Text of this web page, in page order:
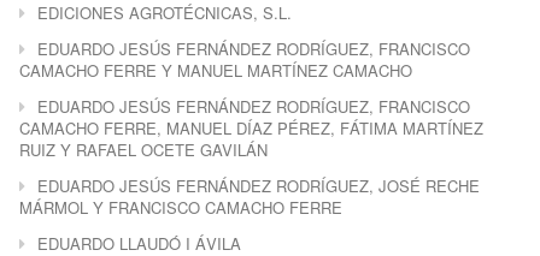
EDICIONES AGROTÉCNICAS, S.L.
EDUARDO JESÚS FERNÁNDEZ RODRÍGUEZ, FRANCISCO
CAMACHO FERRE Y MANUEL MARTÍNEZ CAMACHO
EDUARDO JESÚS FERNÁNDEZ RODRÍGUEZ, FRANCISCO
CAMACHO FERRE, MANUEL DÍAZ PÉREZ, FÁTIMA MARTÍNEZ
RUIZ Y RAFAEL OCETE GAVILÁN
EDUARDO JESÚS FERNÁNDEZ RODRÍGUEZ, JOSÉ RECHE
MÁRMOL Y FRANCISCO CAMACHO FERRE
EDUARDO LLAUDÓ I ÁVILA